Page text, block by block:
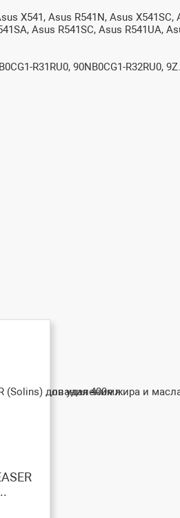
X541, Asus R541N, Asus X541SC,
Asus R541SC, Asus R541UA,
R31RU0, 90NB0CG1-R32RU0,